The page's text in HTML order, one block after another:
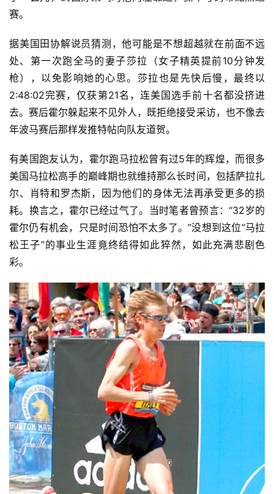
赛。
据美国田协解说员猜测，他可能是不想超越就在前面不远
处、第一次跑全马的妻子莎拉（女子精英提前10分钟发
枪），以免影响她的心思。莎拉也是先快后慢，最终以
2:48:02完赛，仅获第21名，连美国选手前十名都没挤进
去。赛后霍尔躲起来不见外人，既拒绝接受采访，也不像去
年波马赛后那样发推特帖向队友道贺。
有美国跑友认为，霍尔跑马拉松曾有过5年的辉煌，而很多
美国马拉松高手的巅峰期也就维持那么长时间，包括萨拉扎
尔、肖特和罗杰斯，因为他们的身体无法再承受更多的损
耗。换言之，霍尔已经过气了。
当时笔者曾预言：“32岁的
霍尔仍有机会，只是时间恐怕不太多了。”没想到这位“马拉
松王子”的事业生涯竟终结得如此猝然，如此充满悲剧色
彩。